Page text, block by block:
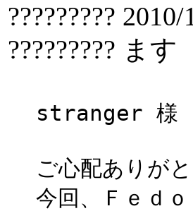
?????????
????????? ます
stranger 様
ご心配ありが
今回、Ｆｅｄ